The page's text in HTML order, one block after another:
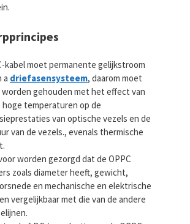
kabel moet permanente gelijkstroom
a driefasensysteem, daarom moet
gehouden met het effect van
temperaturen op de
van optische vezels en de
van de vezels., evenals thermische
worden gezorgd dat de OPPC
zoals diameter heeft, gewicht,
en mechanische en elektrische
vergelijkbaar met die van de andere